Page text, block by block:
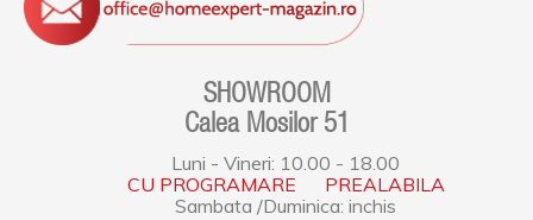
SHOWROOM
Calea Mosilor 51
Luni - Vineri: 10.00 - 18.00
CU PROGRAMARE PREALABILA
Sambata /Duminica: inchis